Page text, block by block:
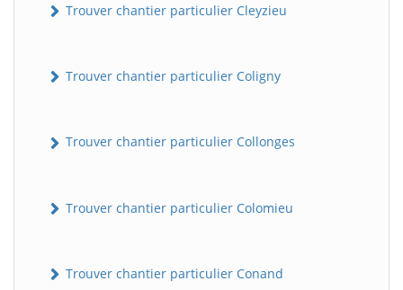
Trouver chantier particulier Cleyzieu
Trouver chantier particulier Coligny
Trouver chantier particulier Collonges
Trouver chantier particulier Colomieu
Trouver chantier particulier Conand